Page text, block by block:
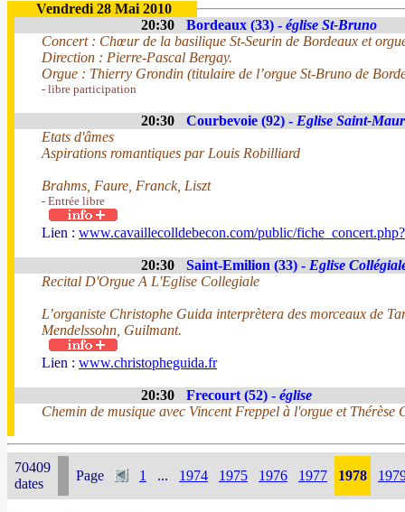
Vendredi 28 Mai 2010
20:30
Bordeaux (33) - église St-Bruno
Concert : Chœur de la basilique St-Seurin de Bordeaux et
Direction : Pierre-Pascal Bergay.
Orgue : Thierry Grondin (titulaire de l’orgue St-Bruno de
- libre participation
20:30 Courbevoie (92) - Eglise Saint-
Etats d'âmes
Aspirations romantiques par Louis Robilliard
Brahms, Faure, Franck, Liszt
- Entrée libre
Lien : www.cavaillecolldebecon.com/public/
20:30 Saint-Emilion (33) - Eglise
Recital D'Orgue A L'Eglise Collegiale
L’organiste Christophe Guida interprètera des morceaux de
Mendelssohn, Guilmant.
Lien : www.christopheguida.fr
20:30 Frecourt (52) - église
Chemin de musique avec Vincent Freppel à l'orgue et Thérèse
70409
dates
Page 1 ... 1974 1975 1976 1977 1978